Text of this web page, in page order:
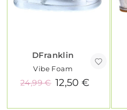
DFranklin
Vibe Foam
12,50 €
24,99 €